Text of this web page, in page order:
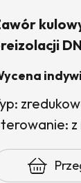
W magazynie